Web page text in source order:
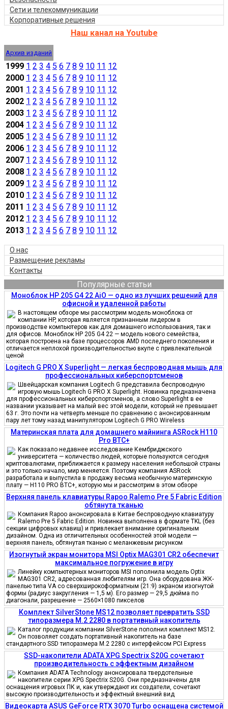
Сети и телекоммуникации
Корпоративные решения
Наш канал на Youtube
Архив изданий
1999 1 2 3 4 5 6 7 8 9 10 11 12
2000 1 2 3 4 5 6 7 8 9 10 11 12
2001 1 2 3 4 5 6 7 8 9 10 11 12
2002 1 2 3 4 5 6 7 8 9 10 11 12
2003 1 2 3 4 5 6 7 8 9 10 11 12
2004 1 2 3 4 5 6 7 8 9 10 11 12
2005 1 2 3 4 5 6 7 8 9 10 11 12
2006 1 2 3 4 5 6 7 8 9 10 11 12
2007 1 2 3 4 5 6 7 8 9 10 11 12
2008 1 2 3 4 5 6 7 8 9 10 11 12
2009 1 2 3 4 5 6 7 8 9 10 11 12
2010 1 2 3 4 5 6 7 8 9 10 11 12
2011 1 2 3 4 5 6 7 8 9 10 11 12
2012 1 2 3 4 5 6 7 8 9 10 11 12
2013 1 2 3 4 5 6 7 8 9 10 11 12
О нас
Размещение рекламы
Контакты
Популярные статьи
Моноблок HP 205 G4 22 AiO — одно из лучших решений для
офисной и удаленной работы
В настоящем обзоре мы рассмотрим модель моноблока от
компании HP, которая является признанным лидером в
производстве компьютеров как для домашнего использования, так и
для офисов. Моноблок HP 205 G4 22 — модель нового семейства,
которая построена на базе процессоров AMD последнего поколения и
отличается неплохой производительностью вкупе с привлекательной
ценой
Logitech G PRO X Superlight — легкая беспроводная мышь для
профессиональных киберспортсменов
Швейцарская компания Logitech G представила беспроводную
игровую мышь Logitech G PRO X Superlight. Новинка предназначена
для профессиональных киберспортсменов, а слово Superlight в ее
названии указывает на малый вес этой модели, который не превышает
63 г. Это почти на четверть меньше по сравнению с анонсированным
пару лет тому назад манипулятором Logitech G PRO Wireless
Материнская плата для домашнего майнинга ASRock H110
Pro BTC+
Как показало недавнее исследование Кембриджского
университета — количество людей, которые пользуются сегодня
криптовалютами, приближается к размеру населения небольшой страны
и это только начало, мир меняется. Поэтому компания ASRock
разработала и выпустила в продажу весьма необычную материнскую
плату — H110 PRO BTC+, которую мы и рассмотрим в этом обзоре
Верхняя панель клавиатуры Rapoo Ralemo Pre 5 Fabric Edition
обтянута тканью
Компания Rapoo анонсировала в Китае беспроводную клавиатуру
Ralemo Pre 5 Fabric Edition. Новинка выполнена в формате TKL (без
секции цифровых клавиш) и привлекает внимание оригинальным
дизайном. Одна из отличительных особенностей этой модели —
верхняя панель, обтянутая тканью с меланжевым рисунком
Изогнутый экран монитора MSI Optix MAG301 CR2 обеспечит
максимальное погружение в игру
Линейку компьютерных мониторов MSI пополнила модель Optix
MAG301 CR2, адресованная любителям игр. Она оборудована ЖК-
панелью типа VA со сверхширокоформатным (21:9) экраном изогнутой
формы (радиус закругления — 1,5 м). Его размер — 29,5 дюйма по
диагонали, разрешение — 2560×1080 пикселов
Комплект SilverStone MS12 позволяет превратить SSD
типоразмера M.2 2280 в портативный накопитель
Каталог продукции компании SilverStone пополнил комплект MS12.
Он позволяет создать портативный накопитель на базе
стандартного SSD типоразмера M.2 2280 с интерфейсом PCI Express
SSD-накопители ADATA XPG Spectrix S20G сочетают
производительность с эффектным дизайном
Компания ADATA Technology анонсировала твердотельные
накопители серии XPG Spectrix S20G. Они предназначены для
оснащения игровых ПК и, как утверждают их создатели, сочетают
высокую производительность и эффектный внешний вид
Видеокарта ASUS GeForce RTX 3070 Turbo оснащена системой